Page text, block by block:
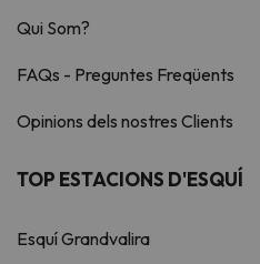
Qui Som?
FAQs - Preguntes Freqüents
Opinions dels nostres Clients
TOP ESTACIONS D'ESQUÍ
Esquí Grandvalira